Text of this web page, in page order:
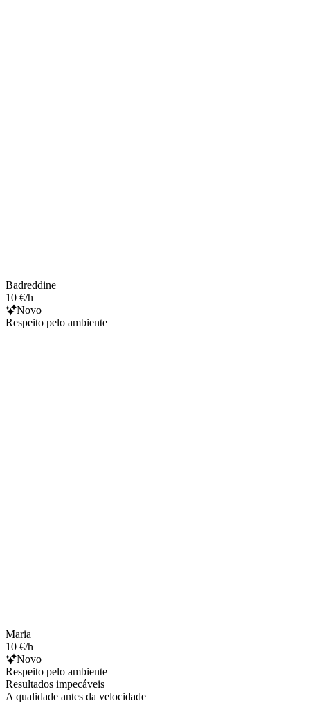
Badreddine
10 €/h
Novo
Respeito pelo ambiente
Maria
10 €/h
Novo
Respeito pelo ambiente
Resultados impecáveis
A qualidade antes da velocidade